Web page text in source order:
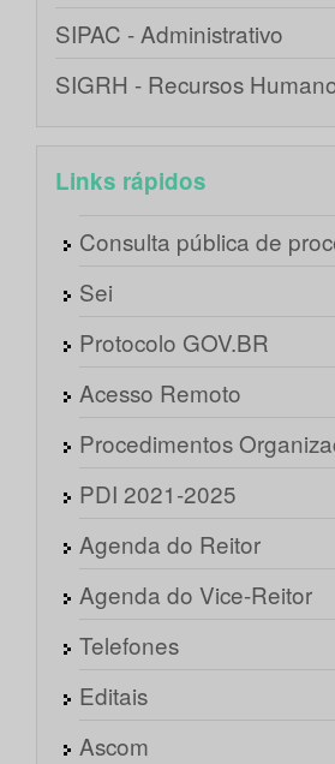
SIPAC - Administrativo
SIGRH - Recursos
Links rápidos
Consulta pública de
Sei
Protocolo GOV.BR
Acesso Remoto
Procedimentos
PDI 2021-2025
Agenda do Reitor
Agenda do Vice-Reitor
Telefones
Editais
Ascom